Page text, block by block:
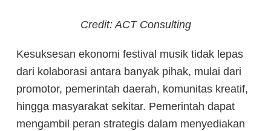
Credit: ACT Consulting
Kesuksesan ekonomi festival musik tidak lepas
dari kolaborasi antara banyak pihak, mulai dari
promotor, pemerintah daerah, komunitas kreatif,
hingga masyarakat sekitar. Pemerintah dapat
mengambil peran strategis dalam menyediakan